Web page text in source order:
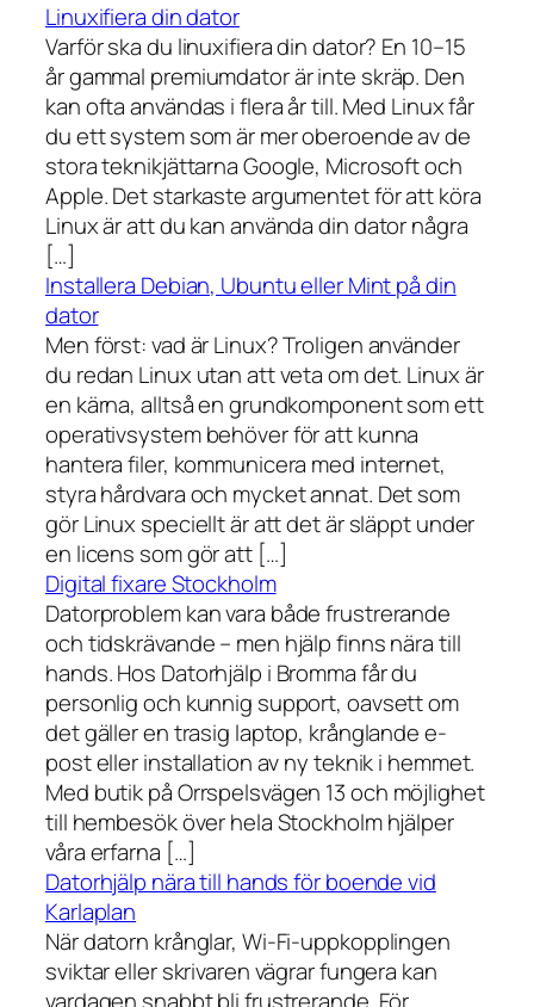
Linuxifiera din dator
Varför ska du linuxifiera din dator? En 10–15
år gammal premiumdator är inte skräp. Den
kan ofta användas i flera år till. Med Linux får
du ett system som är mer oberoende av de
stora teknikjättarna Google, Microsoft och
Apple. Det starkaste argumentet för att köra
Linux är att du kan använda din dator några
[…]
Installera Debian, Ubuntu eller Mint på din
dator
Men först: vad är Linux? Troligen använder
du redan Linux utan att veta om det. Linux är
en kärna, alltså en grundkomponent som ett
operativsystem behöver för att kunna
hantera filer, kommunicera med internet,
styra hårdvara och mycket annat. Det som
gör Linux speciellt är att det är släppt under
en licens som gör att […]
Digital fixare Stockholm
Datorproblem kan vara både frustrerande
och tidskrävande – men hjälp finns nära till
hands. Hos Datorhjälp i Bromma får du
personlig och kunnig support, oavsett om
det gäller en trasig laptop, krånglande e-
post eller installation av ny teknik i hemmet.
Med butik på Orrspelsvägen 13 och möjlighet
till hembesök över hela Stockholm hjälper
våra erfarna […]
Datorhjälp nära till hands för boende vid
Karlaplan
När datorn krånglar, Wi-Fi-uppkopplingen
sviktar eller skrivaren vägrar fungera kan